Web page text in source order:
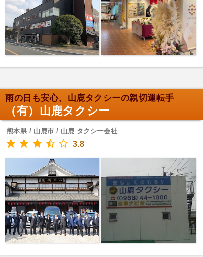
雨の日も安心、山鹿タクシーの親切運転手
（有）山鹿タクシー
熊本県 / 山鹿市 / 山鹿 タクシー会社
3.8